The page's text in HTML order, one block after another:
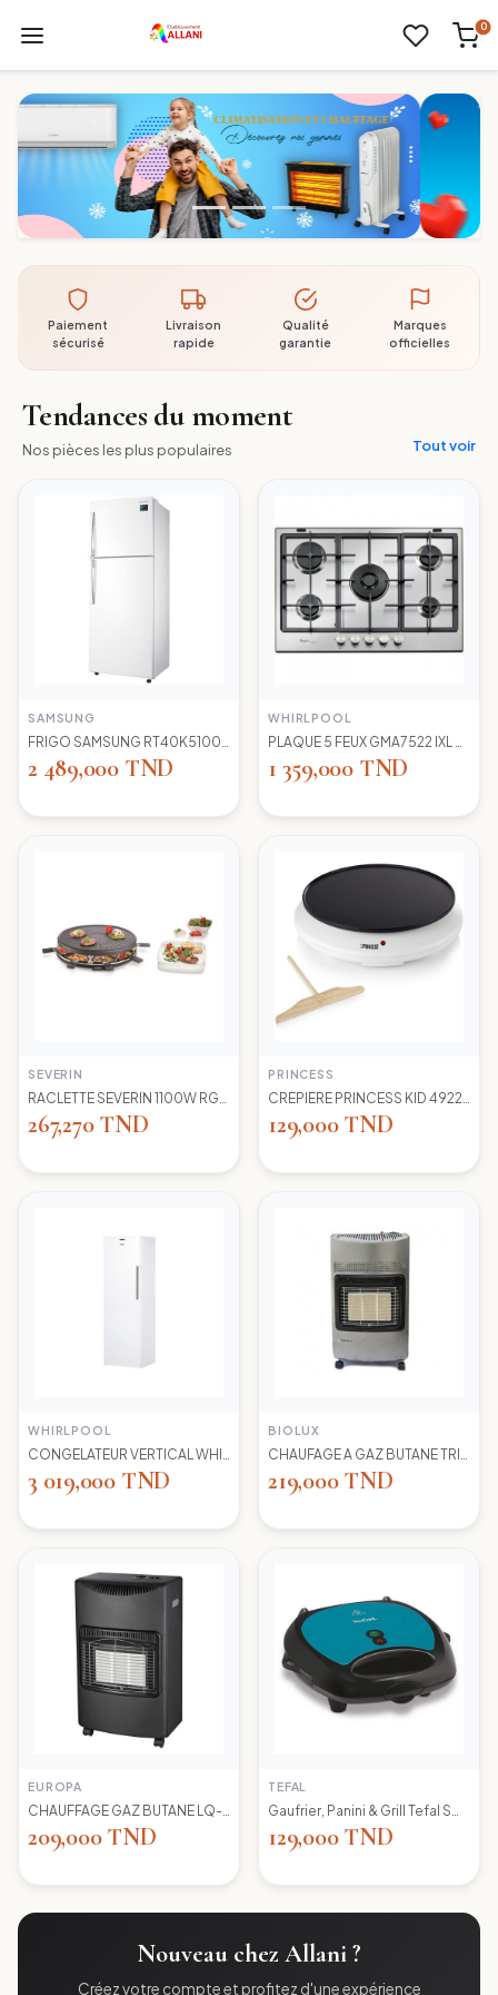
0
Paiement
sécurisé
Livraison
rapide
Qualité
garantie
Marques
officielles
Tendances du moment
Nos pièces les plus populaires Tout voir
SAMSUNG
2 489,000 TND
WHIRLPOOL
1 359,000 TND
SEVERIN
267,270 TND
PRINCESS
129,000 TND
WHIRLPOOL
3 019,000 TND
BIOLUX
219,000 TND
EUROPA
209,000 TND
TEFAL
129,000 TND
Nouveau chez Allani ?
Créez votre compte et profitez d'une expérience